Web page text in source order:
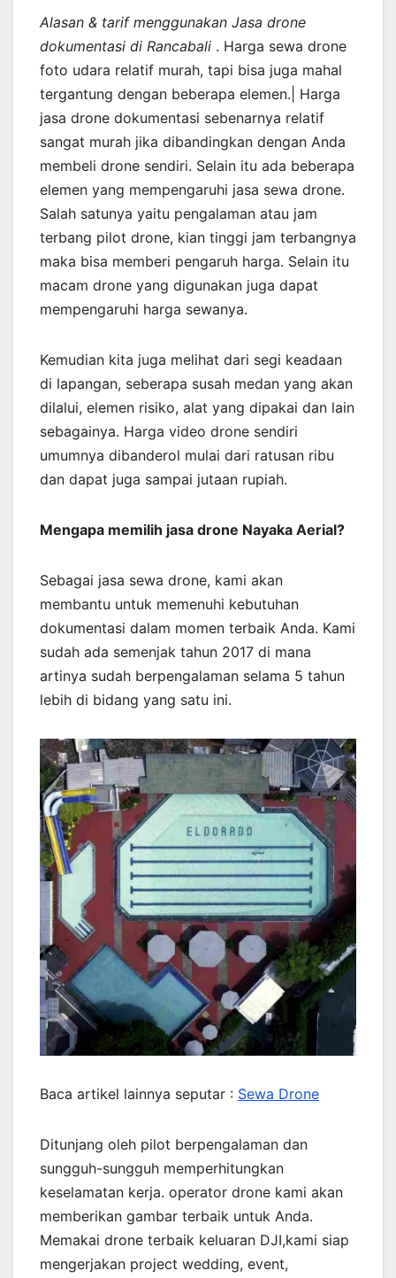
Alasan & tarif menggunakan Jasa drone
dokumentasi di Rancabali . Harga sewa drone
foto udara relatif murah, tapi bisa juga mahal
tergantung dengan beberapa elemen.| Harga
jasa drone dokumentasi sebenarnya relatif
sangat murah jika dibandingkan dengan Anda
membeli drone sendiri. Selain itu ada beberapa
elemen yang mempengaruhi jasa sewa drone.
Salah satunya yaitu pengalaman atau jam
terbang pilot drone, kian tinggi jam terbangnya
maka bisa memberi pengaruh harga. Selain itu
macam drone yang digunakan juga dapat
mempengaruhi harga sewanya.
Kemudian kita juga melihat dari segi keadaan
di lapangan, seberapa susah medan yang akan
dilalui, elemen risiko, alat yang dipakai dan lain
sebagainya. Harga video drone sendiri
umumnya dibanderol mulai dari ratusan ribu
dan dapat juga sampai jutaan rupiah.
Mengapa memilih jasa drone Nayaka Aerial?
Sebagai jasa sewa drone, kami akan
membantu untuk memenuhi kebutuhan
dokumentasi dalam momen terbaik Anda. Kami
sudah ada semenjak tahun 2017 di mana
artinya sudah berpengalaman selama 5 tahun
lebih di bidang yang satu ini.
Baca artikel lainnya seputar : Sewa Drone
Ditunjang oleh pilot berpengalaman dan
sungguh-sungguh memperhitungkan
keselamatan kerja. operator drone kami akan
memberikan gambar terbaik untuk Anda.
Memakai drone terbaik keluaran DJI,kami siap
mengerjakan project wedding, event,